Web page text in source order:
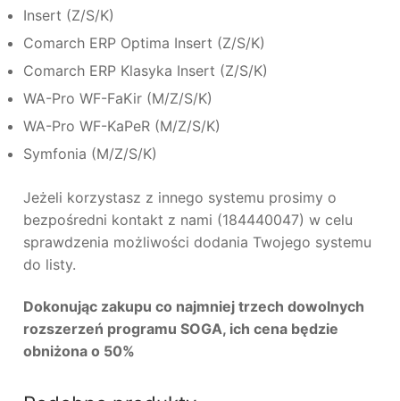
Insert (Z/S/K)
Comarch ERP Optima Insert (Z/S/K)
Comarch ERP Klasyka Insert (Z/S/K)
WA-Pro WF-FaKir (M/Z/S/K)
WA-Pro WF-KaPeR (M/Z/S/K)
Symfonia (M/Z/S/K)
Jeżeli korzystasz z innego systemu prosimy o
bezpośredni kontakt z nami (184440047) w celu
sprawdzenia możliwości dodania Twojego systemu
do listy.
Dokonując zakupu co najmniej trzech dowolnych
rozszerzeń programu SOGA, ich cena będzie
obniżona o 50%